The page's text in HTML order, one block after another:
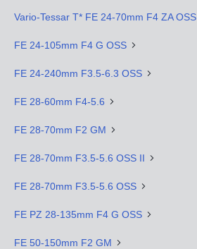
Vario-Tessar T* FE 24-70mm F4 ZA OSS
FE 24-105mm F4 G OSS
FE 24-240mm F3.5-6.3 OSS
FE 28-60mm F4-5.6
FE 28-70mm F2 GM
FE 28-70mm F3.5-5.6 OSS II
FE 28-70mm F3.5-5.6 OSS
FE PZ 28-135mm F4 G OSS
FE 50-150mm F2 GM